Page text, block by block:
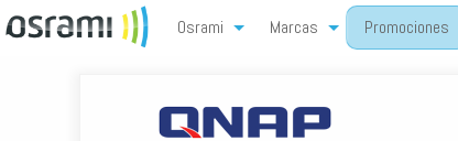
Osrami Marcas Promociones